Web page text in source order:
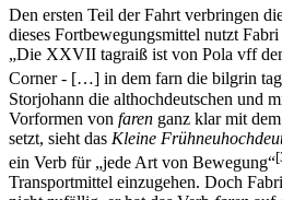
Den ersten Teil der Fahrt verbringen
dieses Fortbewegungsmittel nutzt
„Die XXVII tagraiß ist von Pola vff
Corner - […] in dem farn die bilgrin
Storjohann die althochdeutschen und
Vorformen von faren ganz klar mit
setzt, sieht das Kleine
ein Verb für „jede Art von Bewegung“
Transportmittel einzugehen. Doch